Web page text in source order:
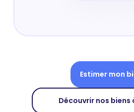
Estimer mon
Découvrir nos biens